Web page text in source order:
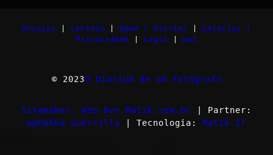
Ensaios Contato Home | Stories
Galerias |
Privacidade
Login myI
© 2023O Diarium de um fotógrafo
Sitemaker: Web-Dev.Matik.com.br | Partner:
wpHakka Guerrilla | Tecnologia: Matik IT